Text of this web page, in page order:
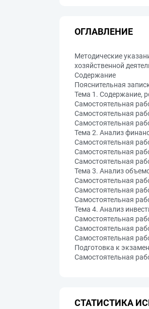
ОГЛАВЛЕНИЕ
Методические
хозяйственной
Содержание
Пояснительная
Тема 1. Содержание,
Самостоятельная
Самостоятельная
Самостоятельная
Тема 2. Анализ
Самостоятельная
Самостоятельная
Самостоятельная
Тема 3. Анализ
Самостоятельная
Самостоятельная
Самостоятельная
Тема 4. Анализ
Самостоятельная
Самостоятельная
Самостоятельная
Подготовка к
Самостоятельная
СТАТИСТИКА